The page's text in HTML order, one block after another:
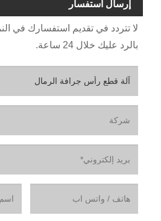
إرسال استفسار
لا تتردد في تقديم استفسارك في
بالرد عليك خلال 24 ساعة.